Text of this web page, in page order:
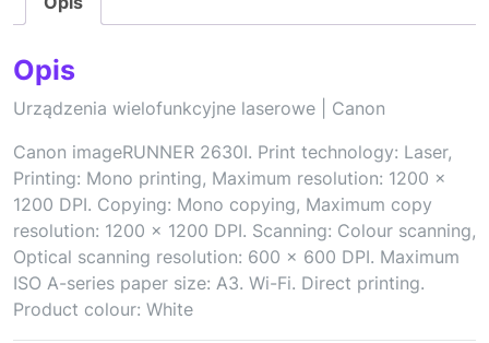
Opis
Urządzenia wielofunkcyjne laserowe | Canon
Canon imageRUNNER 2630I. Print technology: Laser,
Printing: Mono printing, Maximum resolution: 1200 x
1200 DPI. Copying: Mono copying, Maximum copy
resolution: 1200 x 1200 DPI. Scanning: Colour scanning,
Optical scanning resolution: 600 x 600 DPI. Maximum
ISO A-series paper size: A3. Wi-Fi. Direct printing.
Product colour: White